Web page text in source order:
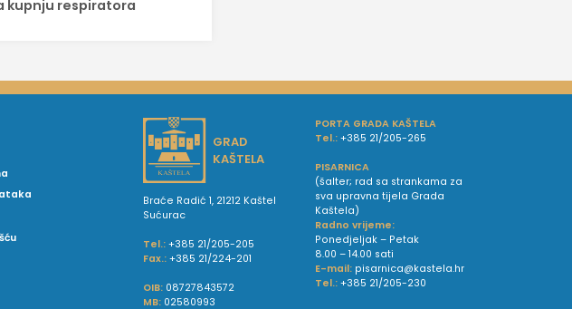
kupnju respiratora
GRAD
KAŠTELA
Braće Radić 1, 21212 Kaštel
Sućurac
Tel.: +385 21/205-205
Fax.: +385 21/224-201
OIB: 08727843572
MB: 02580993
PORTA GRADA KAŠTELA
Tel.: +385 21/205-265
PISARNICA
(šalter; rad sa strankama za
sva upravna tijela Grada
Kaštela)
Radno vrijeme:
Ponedjeljak – Petak
8.00 – 14.00 sati
E-mail: pisarnica@kastela.hr
Tel.: +385 21/205-230